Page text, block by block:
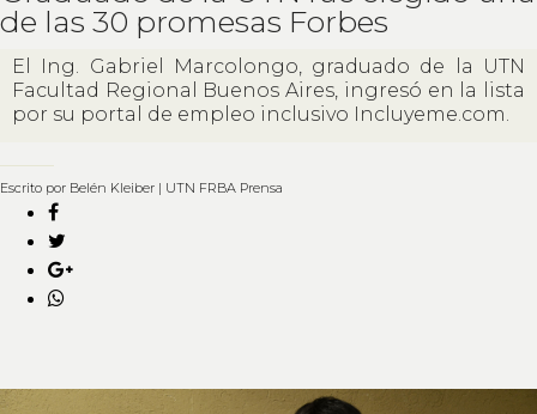
de las 30 promesas Forbes
El Ing. Gabriel Marcolongo, graduado de la UTN
Facultad Regional Buenos Aires, ingresó en la lista
por su portal de empleo inclusivo Incluyeme.com.
Escrito por Belén Kleiber | UTN FRBA Prensa